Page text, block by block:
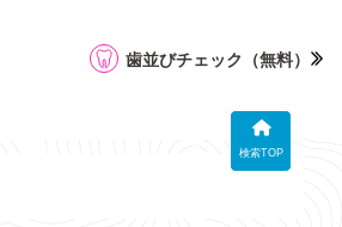
検索TOP
歯並びチェック （無料）